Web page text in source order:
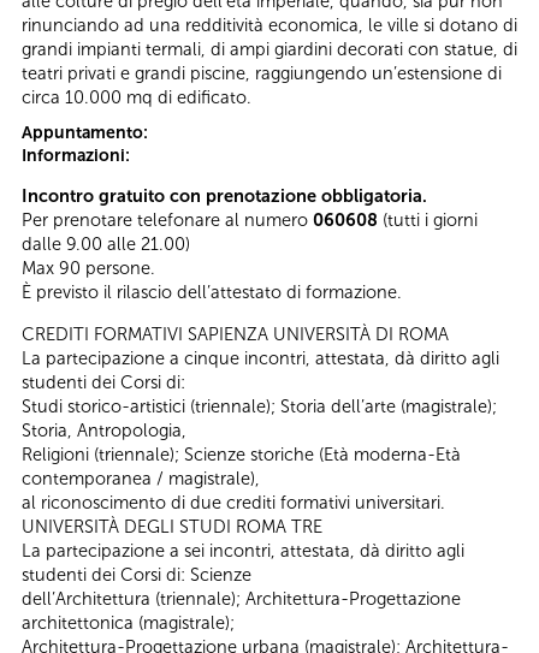
rinunciando ad una redditività economica, le ville si dotano di
grandi impianti termali, di ampi giardini decorati con statue, di
teatri privati e grandi piscine, raggiungendo un’estensione di
circa 10.000 mq di edificato.
Appuntamento:
Informazioni:
Incontro gratuito con prenotazione obbligatoria.
Per prenotare telefonare al numero 060608 (tutti i giorni
dalle 9.00 alle 21.00)
Max 90 persone.
È previsto il rilascio dell’attestato di formazione.
CREDITI FORMATIVI SAPIENZA UNIVERSITÀ DI ROMA
La partecipazione a cinque incontri, attestata, dà diritto agli
studenti dei Corsi di:
Studi storico-artistici (triennale); Storia dell’arte (magistrale);
Storia, Antropologia,
Religioni (triennale); Scienze storiche (Età moderna-Età
contemporanea / magistrale),
al riconoscimento di due crediti formativi universitari.
UNIVERSITÀ DEGLI STUDI ROMA TRE
La partecipazione a sei incontri, attestata, dà diritto agli
studenti dei Corsi di: Scienze
dell’Architettura (triennale); Architettura-Progettazione
architettonica (magistrale);
Architettura-Progettazione urbana (magistrale); Architettura-